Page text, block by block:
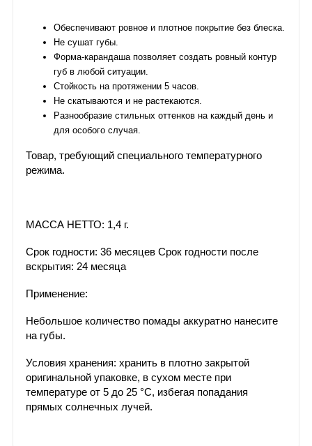
Обеспечивают ровное и плотное покрытие без блеска.
Не сушат губы.
Форма-карандаша позволяет создать ровный контур
губ в любой ситуации.
Стойкость на протяжении 5 часов.
Не скатываются и не растекаются.
Разнообразие стильных оттенков на каждый день и
для особого случая.
Товар, требующий специального температурного
режима.
МАССА НЕТТО: 1,4 г.
Срок годности: 36 месяцев Срок годности после
вскрытия: 24 месяца
Применение:
Небольшое количество помады аккуратно нанесите
на губы.
Условия хранения: хранить в плотно закрытой
оригинальной упаковке, в сухом месте при
температуре от 5 до 25 °С, избегая попадания
прямых солнечных лучей.